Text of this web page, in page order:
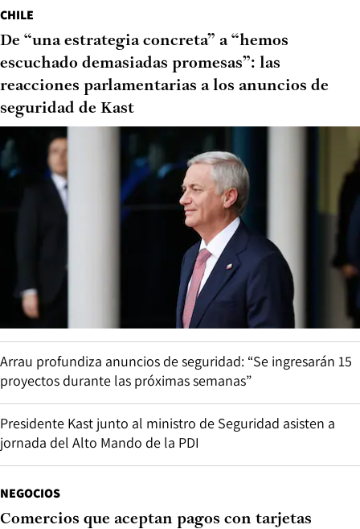
CHILE
De “una estrategia concreta” a “hemos
escuchado demasiadas promesas”: las
reacciones parlamentarias a los anuncios de
seguridad de Kast
Arrau profundiza anuncios de seguridad: “Se ingresarán 15
proyectos durante las próximas semanas”
Presidente Kast junto al ministro de Seguridad asisten a
jornada del Alto Mando de la PDI
NEGOCIOS
Comercios que aceptan pagos con tarjetas